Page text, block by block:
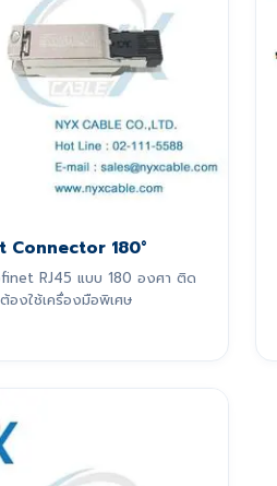
Connector 180°
RJ45 แบบ 180 องศา ติด
องใช้เครื่องมือพิเศษ